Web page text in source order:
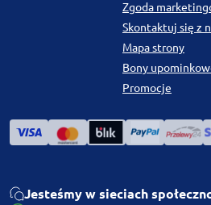
Zgoda
Skontaktuj się z
Mapa strony
Bony
Promocje
Jesteśmy w sieciach